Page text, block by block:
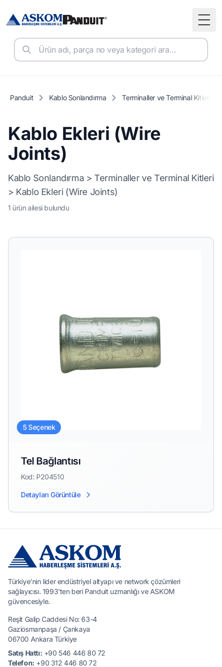
Panduit Kablo Sonlandırma Terminaller ve Terminal Kitleri
Kablo Ekleri (Wire
Joints)
Kablo Sonlandırma > Terminaller ve Terminal Kitleri
> Kablo Ekleri (Wire Joints)
1 ürün ailesi bulundu
5 Seçenek
Tel Bağlantısı
Kod: P204510
Detayları Görüntüle
Türkiye'nin lider endüstriyel altyapı ve network çözümleri
sağlayıcısı. 1993'ten beri Panduit uzmanlığı ve ASKOM
güvencesiyle.
Reşit Galip Caddesi No: 63-4
Gaziosmanpaşa / Çankaya
06700 Ankara Türkiye
Satış Hattı: +90 546 446 80 72
Telefon: +90 312 446 80 72